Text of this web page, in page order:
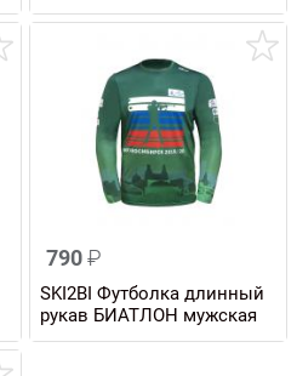
790₽
SKI2BI Футболка длинный
рукав БИАТЛОН мужская